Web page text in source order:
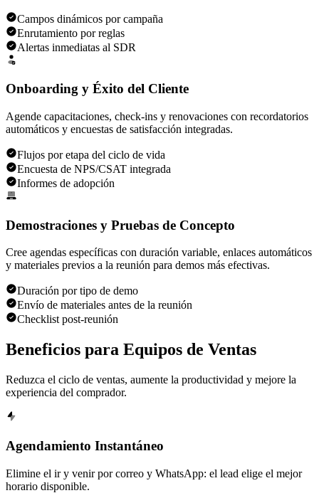
Campos dinámicos por campaña
Enrutamiento por reglas
Alertas inmediatas al SDR
Onboarding y Éxito del Cliente
Agende capacitaciones, check-ins y renovaciones con recordatorios
automáticos y encuestas de satisfacción integradas.
Flujos por etapa del ciclo de vida
Encuesta de NPS/CSAT integrada
Informes de adopción
Demostraciones y Pruebas de Concepto
Cree agendas específicas con duración variable, enlaces automáticos
y materiales previos a la reunión para demos más efectivas.
Duración por tipo de demo
Envío de materiales antes de la reunión
Checklist post-reunión
Beneficios para Equipos de Ventas
Reduzca el ciclo de ventas, aumente la productividad y mejore la
experiencia del comprador.
Agendamiento Instantáneo
Elimine el ir y venir por correo y WhatsApp: el lead elige el mejor
horario disponible.